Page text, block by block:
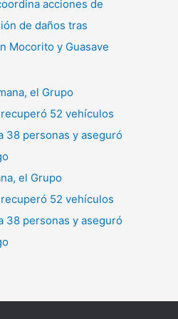
acciones de
de daños tras
Mocorito y Guasave
el Grupo
52 vehículos
38 personas y aseguró